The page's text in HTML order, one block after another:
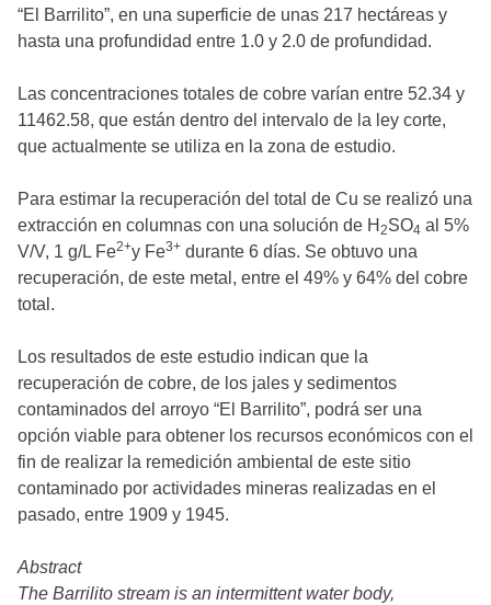
“El Barrilito”, en una superficie de unas 217 hectáreas y
hasta una profundidad entre 1.0 y 2.0 de profundidad.
Las concentraciones totales de cobre varían entre 52.34 y
11462.58, que están dentro del intervalo de la ley corte,
que actualmente se utiliza en la zona de estudio.
Para estimar la recuperación del total de Cu se realizó una
extracción en columnas con una solución de H 2SO4 al 5%
V/V, 1 g/L Fe2+y Fe3+ durante 6 días. Se obtuvo una
recuperación, de este metal, entre el 49% y 64% del cobre
total.
Los resultados de este estudio indican que la
recuperación de cobre, de los jales y sedimentos
contaminados del arroyo “El Barrilito”, podrá ser una
opción viable para obtener los recursos económicos con el
fin de realizar la remedición ambiental de este sitio
contaminado por actividades mineras realizadas en el
pasado, entre 1909 y 1945.
Abstract
The Barrilito stream is an intermittent water body,